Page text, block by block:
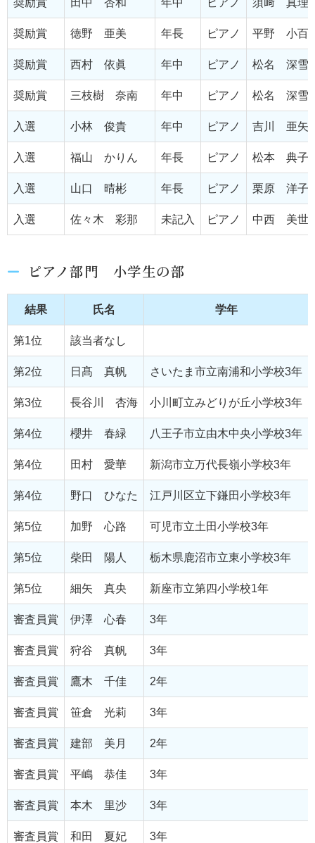
奨励賞 田中 杏和 年中 ピアノ 須﨑 真理
奨励賞 徳野 亜美 年長 ピアノ 平野 小百
奨励賞 西村 依眞 年中 ピアノ 松名 深雪
奨励賞 三枝樹 奈南 年中 ピアノ 松名 深雪
入選 小林 俊貴 年中 ピアノ 吉川 亜矢
入選 福山 かりん 年長 ピアノ 松本 典子
入選 山口 晴彬 年長 ピアノ 栗原 洋子
入選 佐々木 彩那 未記入 ピアノ 中西 美世
ピアノ部門 小学生の部
結果 氏名 学年
第1位 該当者なし
第2位 日髙 真帆 さいたま市立南浦和小学校3年
第3位 長谷川 杏海 小川町立みどりが丘小学校3年
第4位 櫻井 春緑 八王子市立由木中央小学校3年
第4位 田村 愛華 新潟市立万代長嶺小学校3年
第4位 野口 ひなた 江戸川区立下鎌田小学校3年
第5位 加野 心路 可児市立土田小学校3年
第5位 柴田 陽人 栃木県鹿沼市立東小学校3年
第5位 細矢 真央 新座市立第四小学校1年
審査員賞 伊澤 心春 3年
審査員賞 狩谷 真帆 3年
審査員賞 鷹木 千佳 2年
審査員賞 笹倉 光莉 3年
審査員賞 建部 美月 2年
審査員賞 平嶋 恭佳 3年
審査員賞 本木 里沙 3年
審査員賞 和田 夏妃 3年